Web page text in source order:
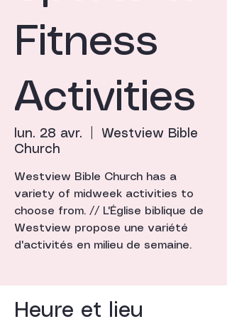
Fitness
Activities
lun. 28 avr.
Westview Bible
Church
Westview Bible Church has a
variety of midweek activities to
choose from. // L'Église biblique de
Westview propose une variété
d'activités en milieu de semaine.
Heure et lieu